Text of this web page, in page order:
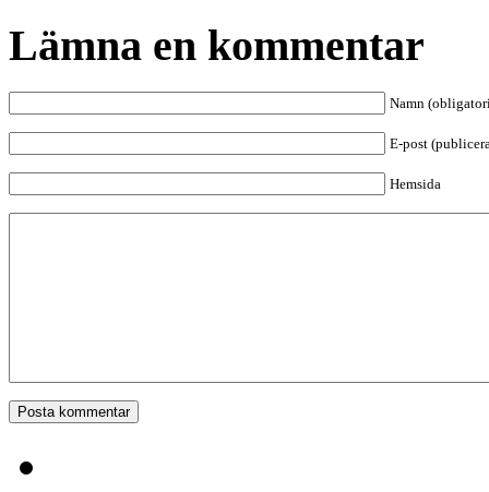
Lämna en kommentar
Namn
E-post
Hemsida